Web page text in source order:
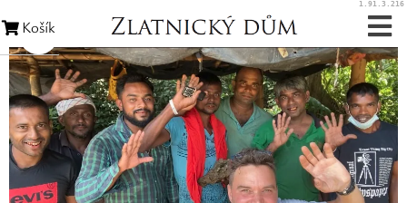
Zásnubní prsteny
Snubní prsteny
Zakázková výroba
Košík
1.91.3.216